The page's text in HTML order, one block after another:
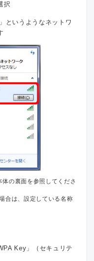
択
というようなネットワ
の裏面を参照してくださ
合は、設定している名称
Key」（セキュリテ